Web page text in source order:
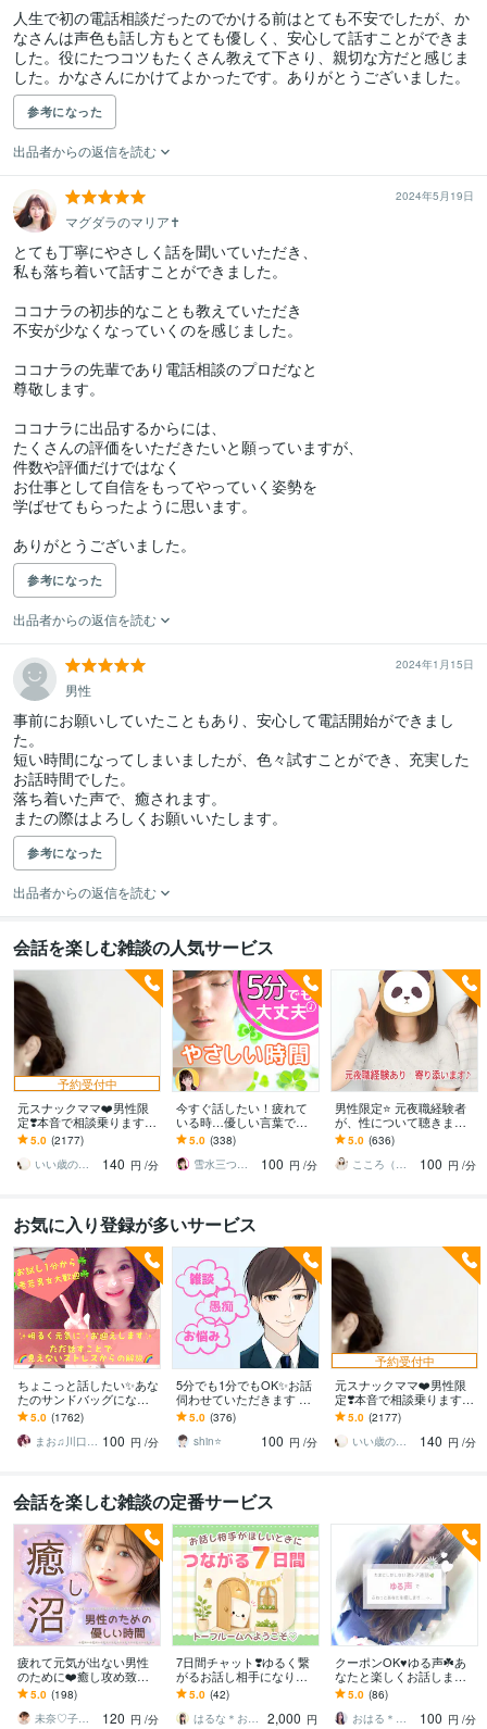
人生で初の電話相談だったのでかける前はとても不安でしたが、か
なさんは声色も話し方もとても優しく、安心して話すことができま
した。役にたつコツもたくさん教えて下さり、親切な方だと感じま
した。かなさんにかけてよかったです。ありがとうございました。
参考になった
出品者からの返信を読む
2024年5月19日
マグダラのマリア✝️
とても丁寧にやさしく話を聞いていただき、
私も落ち着いて話すことができました。
ココナラの初歩的なことも教えていただき
不安が少なくなっていくのを感じました。
ココナラの先輩であり電話相談のプロだなと
尊敬します。
ココナラに出品するからには、
たくさんの評価をいただきたいと願っていますが、
件数や評価だけではなく
お仕事として自信をもってやっていく姿勢を
学ばせてもらったように思います。
ありがとうございました。
参考になった
出品者からの返信を読む
2024年1月15日
男性
事前にお願いしていたこともあり、安心して電話開始ができまし
た。
短い時間になってしまいましたが、色々試すことができ、充実した
お話時間でした。
落ち着いた声で、癒されます。
またの際はよろしくお願いいたします。
参考になった
出品者からの返信を読む
会話を楽しむ雑談の人気サービス
予約受付中
元スナックママ❤️男性限
定❣️本音で相談乗ります
私に頼ってみませんか❤️
味方になります。
5.0 (2177)
いい歳のエリー♡
140 円 /分
今すぐ話したい！疲れて
いる時…優しい言葉で話
します 何でもどうぞ✨愚
痴/恋愛♡/雑談/寂しい/モ
ヤモヤ/楽しい♪
5.0 (338)
雪水三つ葉☘️あったかコミュニケーション
100 円 /分
男性限定⭐️ 元夜職経験者
が、性について聴きます
性のお悩みや好きな趣
味…安心して打ち明けて
ねʕ•ᴥ•ʔ
5.0 (636)
こころ（＾_＾）
100 円 /分
お気に入り登録が多いサービス
ちょこっと話したい✨あな
たのサンドバッグになり
ます 女性も大歓迎✨秘密
厳守☘️話すことでお気持
ちが晴れやかに☘️
5.0 (1762)
まお♫川口茉央♫ 100 円 /分
5分でも1分でもOK✨お話
伺わせていただきます 愚
痴・相談・雑談なんでも
お話ください♪
5.0 (376)
shin⭐️
100 円 /分
予約受付中
元スナックママ❤️男性限
定❣️本音で相談乗ります
私に頼ってみませんか❤️
味方になります。
5.0 (2177)
いい歳のエリー♡
140 円 /分
会話を楽しむ雑談の定番サービス
疲れて元気が出ない男性
のために❤️癒し攻め致し
ます ふわっとろな癒し声
と笑いで⭐️温かく優しい時
間を届けます❤️
5.0 (198)
未奈♡子供のようにありのままで⭐️
120 円 /分
7日間チャット❣️ゆるく繋
がるお話し相手になりま
す １日１～２通お返事✉
✨＋ときどきお届け物✨ボ
イス便もあり♪
5.0 (42)
はるな＊お豆腐メンタルさんの味方
2,000 円
クーポンOK♥️ゆる声☘️あ
なたと楽しくお話します
雑談￤まったり￤彼女・
友達￤クーポン喜びます
笑￤癒し関西弁♡
5.0 (86)
おはる＊癒しゆるっと開運びより ☕️
100 円 /分